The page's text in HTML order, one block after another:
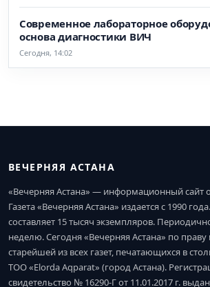
Современное лабораторное
основа диагностики ВИЧ
Сегодня, 14:02
ВЕЧЕРНЯЯ АСТАНА
«Вечерняя Астана» — информационный сайт
Газета «Вечерняя Астана» издается с 1990
составляет 15 тысяч экземпляров.
неделю. Сегодня «Вечерняя Астана» по
старейшей из всех газет, печатающихся в
ТОО «Elorda Aqparat» (город Астана).
свидетельство № 16290-Г от 11.01.2017 г.